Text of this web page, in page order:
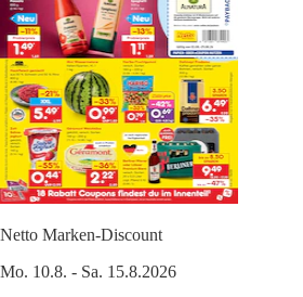
Netto Marken-Discount
Mo. 10.8. - Sa. 15.8.2026